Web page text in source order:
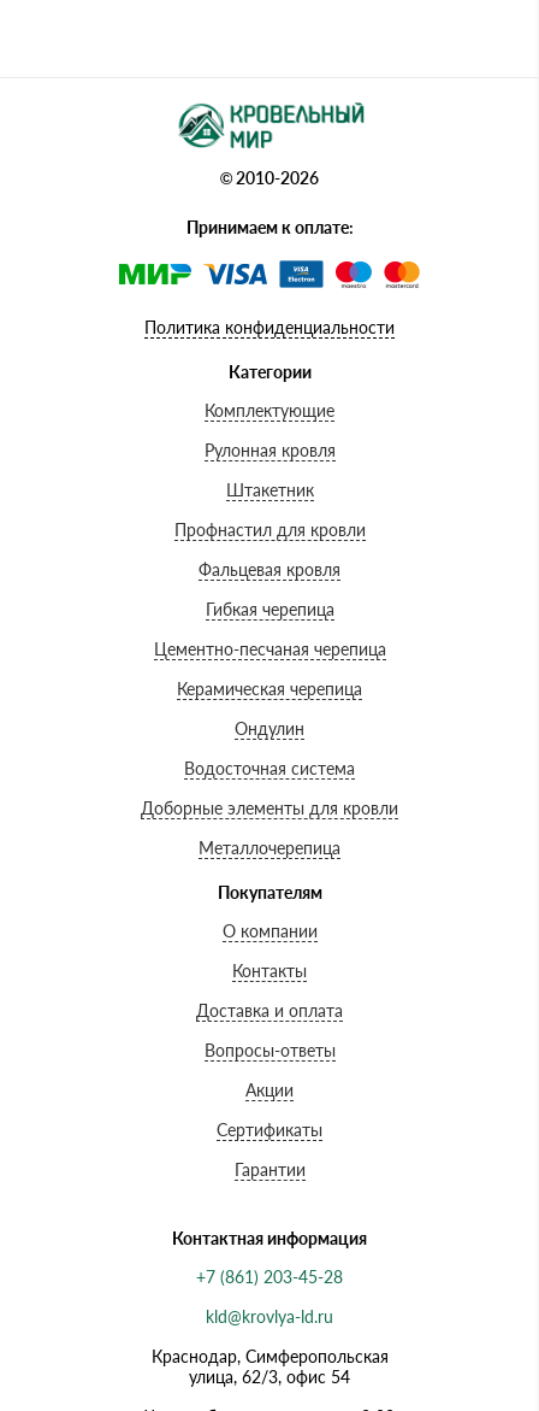
© 2010-2026
Принимаем к оплате:
Политика конфиденциальности
Категории
Комплектующие
Рулонная кровля
Штакетник
Профнастил для кровли
Фальцевая кровля
Гибкая черепица
Цементно-песчаная черепица
Керамическая черепица
Ондулин
Водосточная система
Доборные элементы для кровли
Металлочерепица
Покупателям
О компании
Контакты
Доставка и оплата
Вопросы-ответы
Акции
Сертификаты
Гарантии
Контактная информация
+7 (861) 203-45-28
kld@krovlya-ld.ru
Краснодар, Симферопольская
улица, 62/3, офис 54